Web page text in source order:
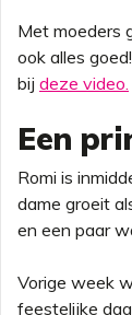
Met moeders
ook alles
bij deze video.
Een
Romi is
dame groeit
en een paar
Vorige week
feestelijke